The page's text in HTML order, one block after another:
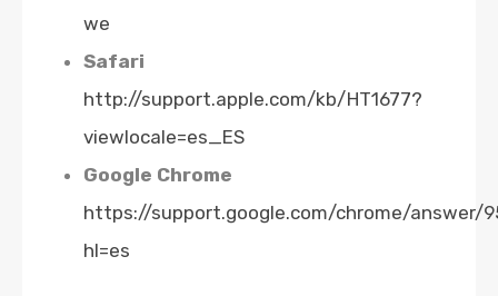
we
Safari
http://support.apple.com/kb/HT1677?
viewlocale=es_ES
Google Chrome
https://support.google.com/chrome/answer/
hl=es